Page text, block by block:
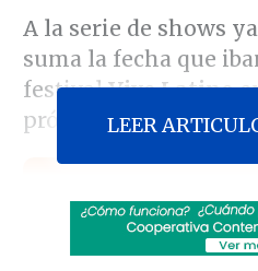
A la serie de shows
suma la fecha que
festivalVive Latino
próximo 18 de marzo.
José Antonio Neme
Las Condes
LEER